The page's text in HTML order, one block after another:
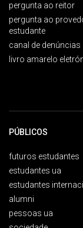
pergunta ao reitor
pergunta ao
estudante
canal de denúncias
livro amarelo
PÚBLICOS
futuros estudantes
estudantes ua
estudantes
alumni
pessoas ua